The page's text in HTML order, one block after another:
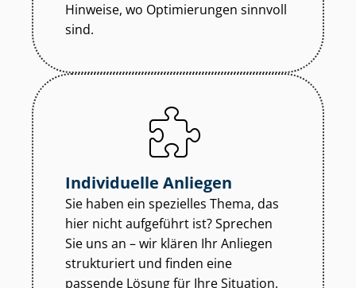
Hinweise, wo Optimierungen sinnvoll
sind.
Individuelle Anliegen
Sie haben ein spezielles Thema, das
hier nicht aufgeführt ist? Sprechen
Sie uns an – wir klären Ihr Anliegen
strukturiert und finden eine
passende Lösung für Ihre Situation.